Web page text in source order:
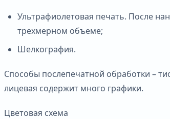
Ультрафиолетовая печать. После
трехмерном объеме;
Шелкография.
Способы послепечатной обработки –
лицевая содержит много графики.
Цветовая схема